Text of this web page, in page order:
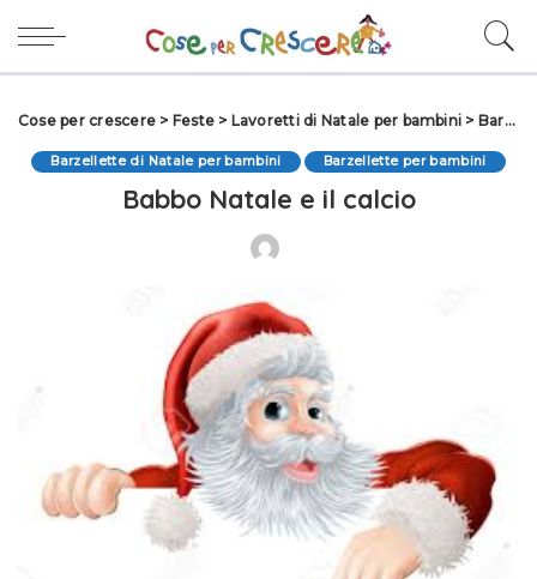
Cose per crescere > Feste > Lavoretti di Natale per bambini > Barzellette di Natale per bambini
Barzellette di Natale per bambini Barzellette per bambini
Babbo Natale e il calcio